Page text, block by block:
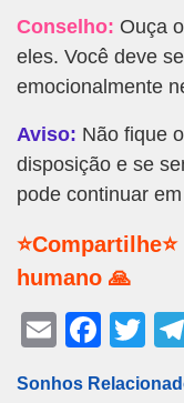
Conselho: Ouça
eles. Você deve
emocionalmente
Aviso: Não fique
disposição e se
pode continuar
humano 🙏
E
F
T
Sonhos